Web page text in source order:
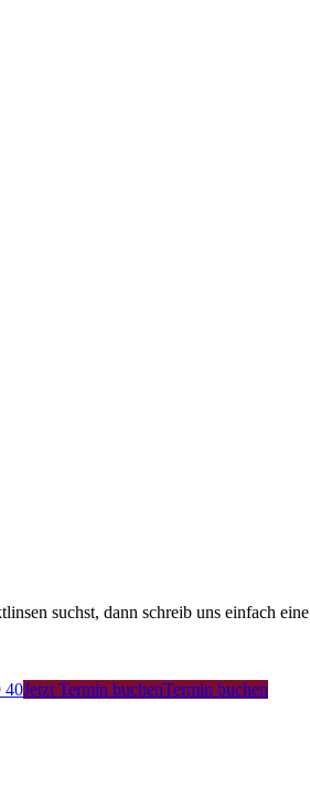
40Jetzt Termin buchenTermin buchen
suchst, dann schreib uns einfach eine